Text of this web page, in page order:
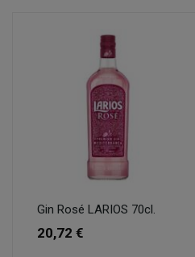
Gin Rosé LARIOS 70cl.
20,72 €